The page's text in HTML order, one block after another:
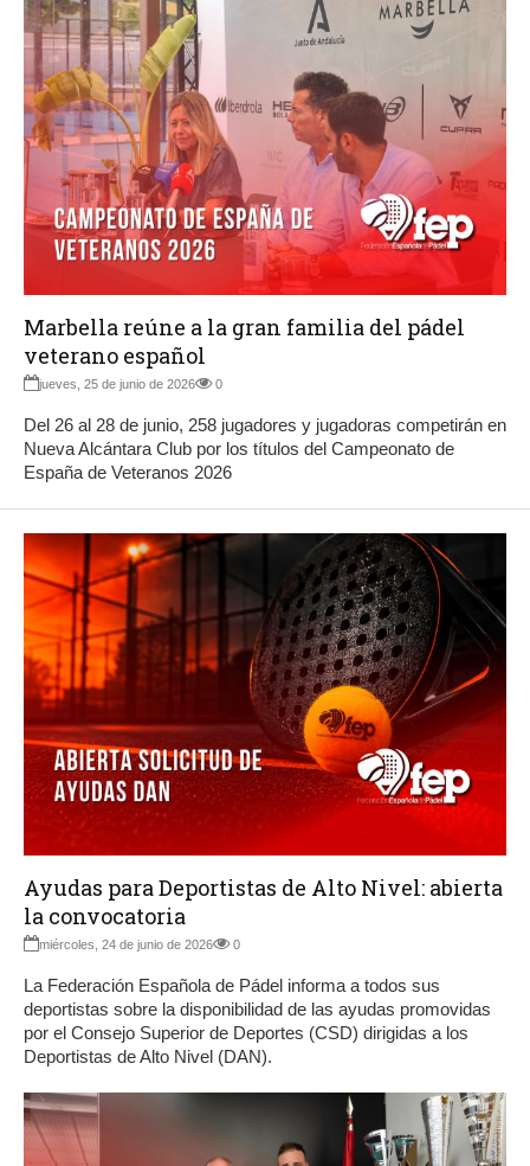
Marbella reúne a la gran familia del pádel
veterano español
jueves, 25 de junio de 2026 0
Del 26 al 28 de junio, 258 jugadores y jugadoras competirán en
Nueva Alcántara Club por los títulos del Campeonato de
España de Veteranos 2026
Ayudas para Deportistas de Alto Nivel: abierta
la convocatoria
miércoles, 24 de junio de 2026 0
La Federación Española de Pádel informa a todos sus
deportistas sobre la disponibilidad de las ayudas promovidas
por el Consejo Superior de Deportes (CSD) dirigidas a los
Deportistas de Alto Nivel (DAN).